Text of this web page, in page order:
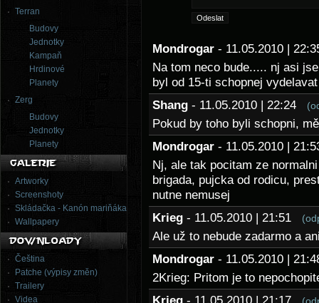
Terran
Budovy
Jednotky
Kampaň
Hrdinové
Planety
Zerg
Budovy
Jednotky
Planety
Artworky
Screenshoty
Skládačka - Kanón mariňáka
Wallpapery
Čeština
Patche (výpisy změn)
Trailery
Videa
Mondrogar - 11.05.2010 |
Na tom neco bude..... nj asi
byl od 15-ti schopnej vydelavat
Shang - 11.05.2010 | 22:24
Pokud by toho byli schopni,
Mondrogar - 11.05.2010 |
Nj, ale tak pocitam ze
brigada, pujcka od rodicu,
nutne nemusej
Krieg - 11.05.2010 | 21:51
Ale už to nebude zadarmo a
Mondrogar - 11.05.2010 |
2Krieg: Pritom je to